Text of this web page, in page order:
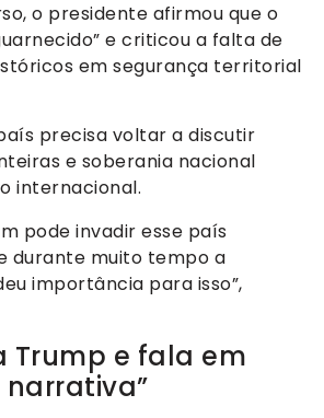
o presidente afirmou que o
e criticou a falta de
em segurança territorial
precisa voltar a discutir
e soberania nacional
internacional.
pode invadir esse país
durante muito tempo a
importância para isso”,
Trump e fala em
narrativa”